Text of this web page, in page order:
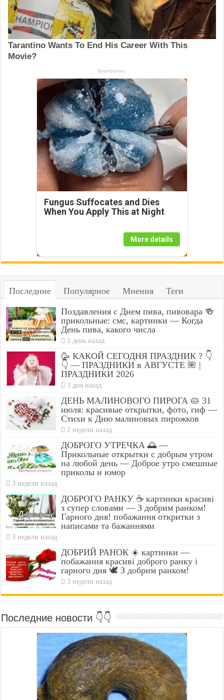
Fungus Suffocates and Dies
When You Apply This at Night
More details
Последние Популярное Мнения Теги
Поздавления с Днем пива, пивовара 🍻
прикольные: смс, картинки — Когда
День пива, какого числа
1 день назад
🥳 КАКОЙ СЕГОДНЯ ПРАЗДНИК ? 👇
👇 — ПРАЗДНИКИ в АВГУСТЕ 🌺 |
ПРАЗДНИКИ 2026
3 дня назад
ДЕНЬ МАЛИНОВОГО ПИРОГА 🥧 31
июля: красивые открытки, фото, гиф —
Стихи к Дню малиновых пирожков
2 недели назад
ДОБРОГО УТРЕЧКА 🌅 —
Прикольные открытки с добрым утром
на любой день — Доброе утро смешные
приколы и юмор
3 недели назад
ДОБРОГО РАНКУ ☕ картинки красиві
з супер словами — З добрим ранком!
Гарного дня! побажання откритки з
написами та бажаннями
3 недели назад
ДОБРИЙ РАНОК ☀️ картинки —
побажання красиві доброго ранку і
гарного дня 🕊️ З добрим ранком!
3 недели назад
Последние новости 👇👇